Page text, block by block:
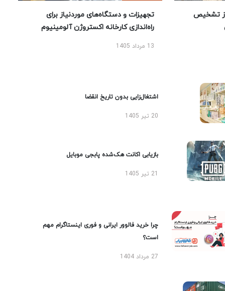
تشخیص
تجهیزات و دستگاه‌های موردنیاز برای
راه‌اندازی کارخانه اکستروژن آلومینیوم
13 مرداد 1405
اشتغال‌زایی بدون تاریخ انقضا
20 تیر 1405
بازیابی اکانت هک‌شده پابجی موبایل
چرا خرید فالوور ایرانی و فوری اینستاگرام مهم
است؟
27 مرداد 1404